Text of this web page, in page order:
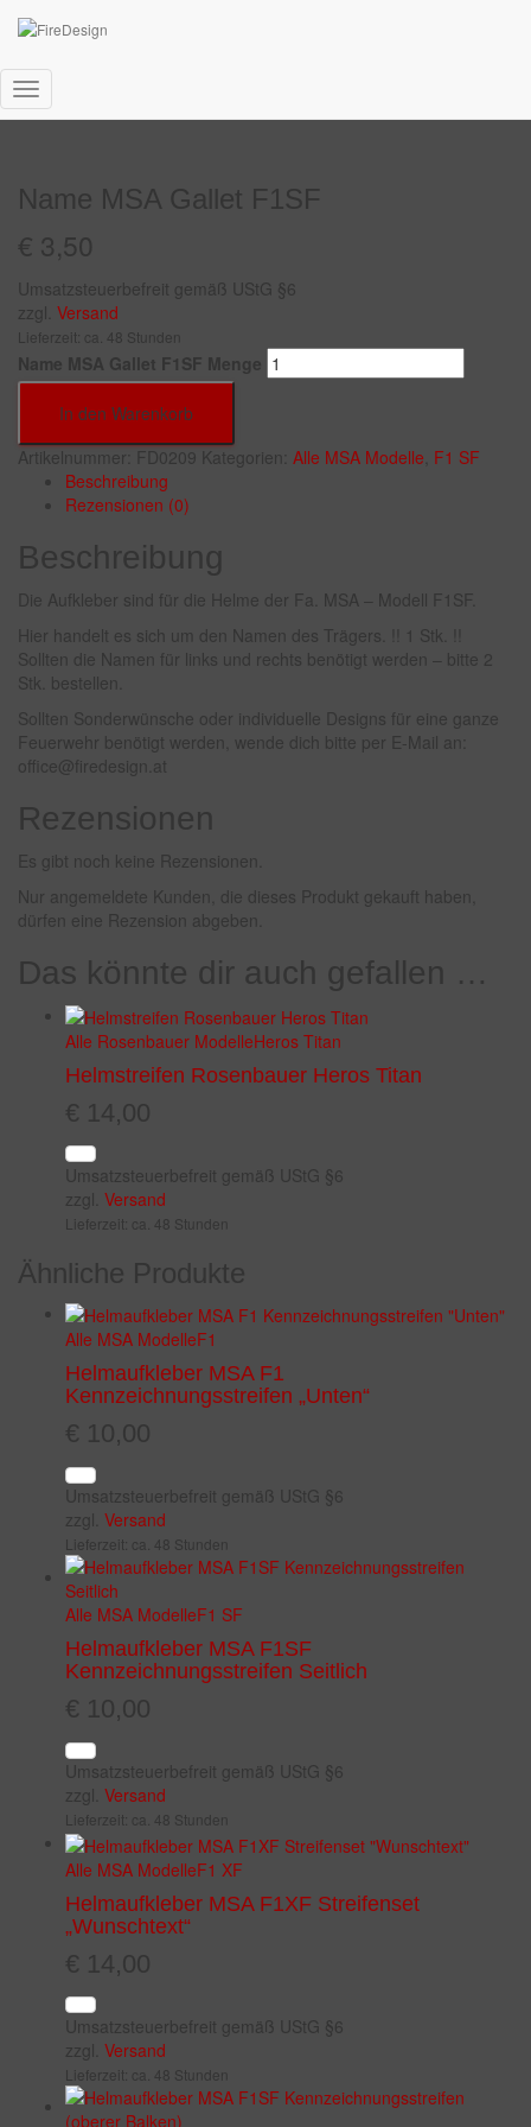
Navigation
Start
Name MSA Gallet F1SF
€ 3,50
Umsatzsteuerbefreit gemäß UStG §6
zzgl. Versand
Lieferzeit: ca. 48 Stunden
Name MSA Gallet F1SF Menge
In den Warenkorb
Artikelnummer: FD0209 Kategorien: Alle MSA Modelle F1 SF
Beschreibung
Rezensionen (0)
Beschreibung
Die Aufkleber sind für die Helme der Fa. MSA – Modell F1SF.
Hier handelt es sich um den Namen des Trägers. !! 1 Stk. !!
Sollten die Namen für links und rechts benötigt werden – bitte 2
Stk. bestellen.
Sollten Sonderwünsche oder individuelle Designs für eine ganze
Feuerwehr benötigt werden, wende dich bitte per E-Mail an:
office@firedesign.at
Rezensionen
Es gibt noch keine Rezensionen.
Nur angemeldete Kunden, die dieses Produkt gekauft haben,
dürfen eine Rezension abgeben.
Das könnte dir auch gefallen …
Alle Rosenbauer ModelleHeros Titan
Helmstreifen Rosenbauer Heros Titan
€ 14,00
Umsatzsteuerbefreit gemäß UStG §6
zzgl. Versand
Lieferzeit: ca. 48 Stunden
Ähnliche Produkte
Alle MSA ModelleF1
Helmaufkleber MSA F1
Kennzeichnungsstreifen „Unten“
€ 10,00
Umsatzsteuerbefreit gemäß UStG §6
zzgl. Versand
Lieferzeit: ca. 48 Stunden
Alle MSA ModelleF1 SF
Helmaufkleber MSA F1SF
Kennzeichnungsstreifen Seitlich
€ 10,00
Umsatzsteuerbefreit gemäß UStG §6
zzgl. Versand
Lieferzeit: ca. 48 Stunden
Alle MSA ModelleF1 XF
Helmaufkleber MSA F1XF Streifenset
„Wunschtext“
€ 14,00
Umsatzsteuerbefreit gemäß UStG §6
zzgl. Versand
Lieferzeit: ca. 48 Stunden